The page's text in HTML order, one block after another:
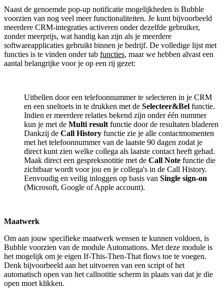
Naast de genoemde pop-up notificatie mogelijkheden is Bubble
voorzien van nog veel meer functionaliteiten. Je kunt bijvoorbeeld
meerdere CRM-integraties activeren onder dezelfde gebruiker,
zonder meerprijs, wat handig kan zijn als je meerdere
softwareapplicaties gebruikt binnen je bedrijf. De volledige lijst met
functies is te vinden onder tab functies, maar we hebben alvast een
aantal belangrijke voor je op een rij gezet:
Uitbellen door een telefoonnummer te selecteren in je CRM
en een sneltoets in te drukken met de Selecteer&Bel functie.
Indien er meerdere relaties bekend zijn onder één nummer
kun je met de Multi result functie door de resultaten bladeren
Dankzij de Call History functie zie je alle contactmomenten
met het telefoonnummer van de laatste 90 dagen zodat je
direct kunt zien welke collega als laatste contact heeft gehad.
Maak direct een gespreksnotitie met de Call Note functie die
zichtbaar wordt voor jou en je collega's in de Call History.
Eenvoudig en veilig inloggen op basis van Single sign-on
(Microsoft, Google of Apple account).
Maatwerk
Om aan jouw specifieke maatwerk wensen te kunnen voldoen, is
Bubble voorzien van de module Automations. Met deze module is
het mogelijk om je eigen If-This-Then-That flows toe te voegen.
Denk bijvoorbeeld aan het uitvoeren van een script of het
automatisch open van het callnotitie scherm in plaats van dat je die
open moet klikken.